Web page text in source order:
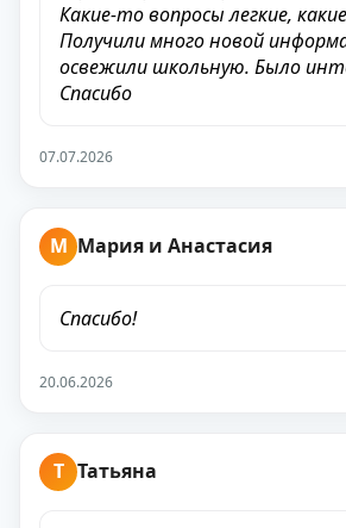
Какие-то вопросы легкие,
Получили много новой
освежили школьную. Было
Спасибо
07.07.2026
М Мария и Анастасия
Спасибо!
20.06.2026
Т Татьяна